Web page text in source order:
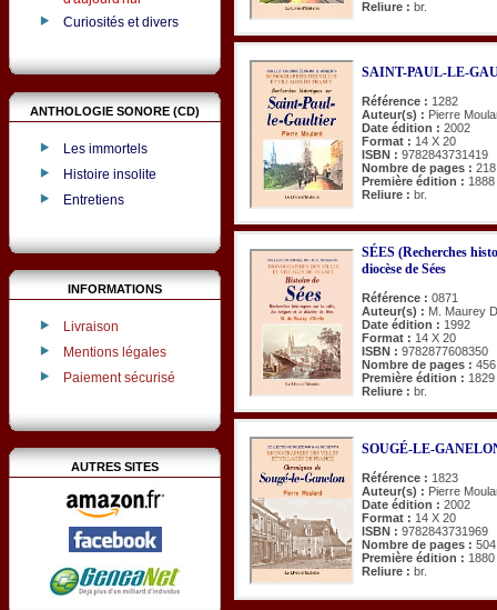
Curiosités et divers
ANTHOLOGIE SONORE (CD)
Les immortels
Histoire insolite
Entretiens
INFORMATIONS
Livraison
Mentions légales
Paiement sécurisé
AUTRES SITES
Reliure : br.
SAINT-PAUL-LE-
Référence : 1282
Auteur(s) : Pierre
Date édition : 2002
Format : 14 X 20
ISBN : 9782843731419
Nombre de pages : 218
Première édition : 1888
Reliure : br.
SÉES (Recherches
diocèse de Sées
Référence : 0871
Auteur(s) : M. Maurey
Date édition : 1992
Format : 14 X 20
ISBN : 9782877608350
Nombre de pages : 456
Première édition : 1829
Reliure : br.
SOUGÉ-LE-
Référence : 1823
Auteur(s) : Pierre
Date édition : 2002
Format : 14 X 20
ISBN : 9782843731969
Nombre de pages : 504
Première édition : 1880
Reliure : br.